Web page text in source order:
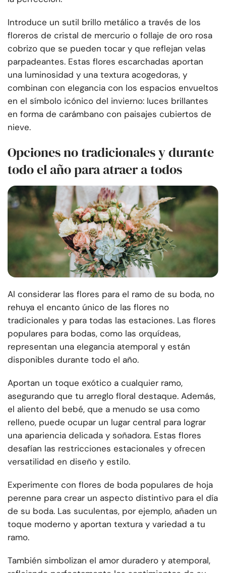
Introduce un sutil brillo metálico a través de los
floreros de cristal de mercurio o follaje de oro rosa
cobrizo que se pueden tocar y que reflejan velas
parpadeantes. Estas flores escarchadas aportan
una luminosidad y una textura acogedoras, y
combinan con elegancia con los espacios envueltos
en el símbolo icónico del invierno: luces brillantes
en forma de carámbano con paisajes cubiertos de
nieve.
Opciones no tradicionales y durante
todo el año para atraer a todos
Al considerar las flores para el ramo de su boda, no
rehuya el encanto único de las flores no
tradicionales y para todas las estaciones. Las flores
populares para bodas, como las orquídeas,
representan una elegancia atemporal y están
disponibles durante todo el año.
Aportan un toque exótico a cualquier ramo,
asegurando que tu arreglo floral destaque. Además,
el aliento del bebé, que a menudo se usa como
relleno, puede ocupar un lugar central para lograr
una apariencia delicada y soñadora. Estas flores
desafían las restricciones estacionales y ofrecen
versatilidad en diseño y estilo.
Experimente con flores de boda populares de hoja
perenne para crear un aspecto distintivo para el día
de su boda. Las suculentas, por ejemplo, añaden un
toque moderno y aportan textura y variedad a tu
ramo.
También simbolizan el amor duradero y atemporal,